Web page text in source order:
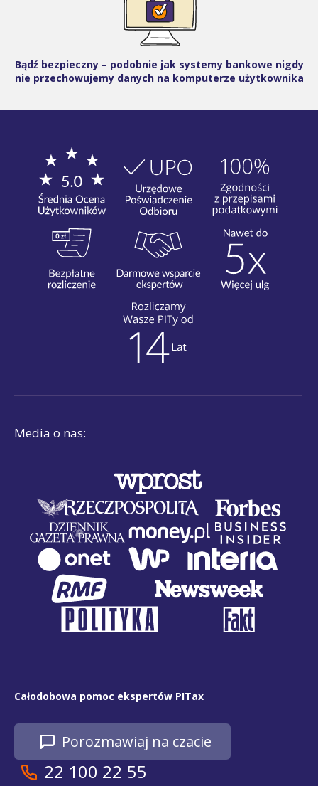
Bądź bezpieczny – podobnie jak systemy bankowe nigdy
nie przechowujemy danych na komputerze użytkownika
Media o nas:
Całodobowa pomoc ekspertów PITax
Porozmawiaj na czacie
22 100 22 55